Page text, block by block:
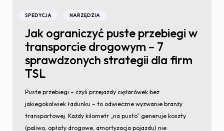
SPEDYCJA NARZĘDZIA
Jak ograniczyć puste przebiegi w
transporcie drogowym – 7
sprawdzonych strategii dla firm
TSL
Puste przebiegi – czyli przejazdy ciężarówek bez
jakiegokolwiek ładunku – to odwieczne wyzwanie branży
transportowej. Każdy kilometr „na pusto” generuje koszty
(paliwo, opłaty drogowe, amortyzacja pojazdu) nie